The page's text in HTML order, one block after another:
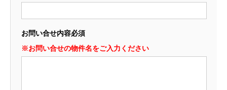
お問い合せ内容必須
※お問い合せの物件名をご入力ください